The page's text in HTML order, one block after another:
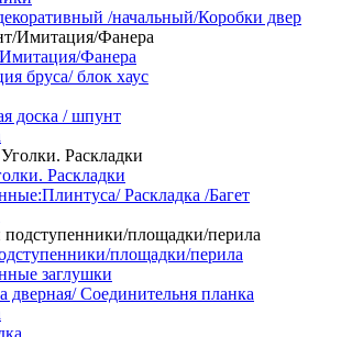
/начальный/Коробки двер
Фанера
бруса/ блок хаус
доска / шпунт
Раскладки
Раскладка /Багет
площадки/перила
заглушки
дверная/ Соединительня планка